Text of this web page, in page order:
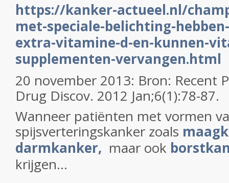
https://kanker-actueel.nl/
met-speciale-belichting-
extra-vitamine-d-en-kunnen-
supplementen-vervangen.html
20 november 2013: Bron: Recent
Drug Discov. 2012 Jan;6(1):78-87.
Wanneer patiënten met vormen
spijsverteringskanker zoals
darmkanker, maar ook
krijgen...